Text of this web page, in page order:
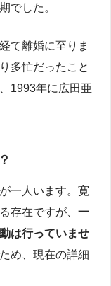
でした。
て離婚に至りま
多忙だったこと
1993年に広田亜
一人います。寛
存在ですが、 一
は行っていませ
め、現在の詳細